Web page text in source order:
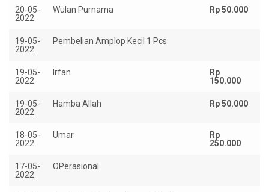
20-05-
2022
Wulan Purnama Rp 50.000
19-05-
2022
Pembelian Amplop Kecil 1 Pcs
19-05-
2022
Irfan
Rp
150.000
19-05-
2022
Hamba Allah Rp 50.000
18-05-
2022
Umar
Rp
250.000
17-05-
2022
OPerasional